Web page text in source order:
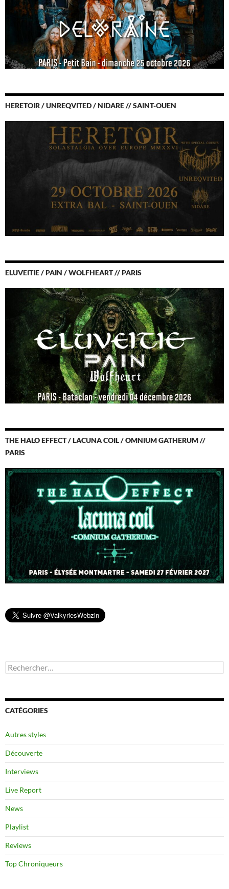
HERETOIR / UNREQVITED / NIDARE // SAINT-OUEN
ELUVEITIE / PAIN / WOLFHEART // PARIS
THE HALO EFFECT / LACUNA COIL / OMNIUM GATHERUM //
PARIS
Rechercher :
CATÉGORIES
Autres styles
Découverte
Interviews
Live Report
News
Playlist
Reviews
Top Chroniqueurs